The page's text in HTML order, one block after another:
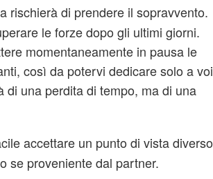
rischierà di prendere il sopravvento.
le forze dopo gli ultimi giorni.
momentaneamente in pausa le
così da potervi dedicare solo a voi
di una perdita di tempo, ma di una
accettare un punto di vista diverso
se proveniente dal partner.